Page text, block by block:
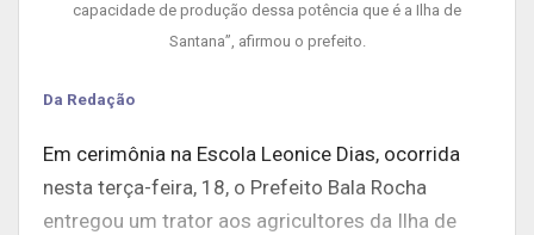
capacidade de produção dessa potência que é a Ilha de
Santana”, afirmou o prefeito.
Da Redação
Em cerimônia na Escola Leonice Dias, ocorrida
nesta terça-feira, 18, o Prefeito Bala Rocha
entregou um trator aos agricultores da Ilha de